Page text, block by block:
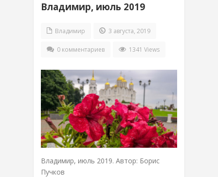
Владимир, июль 2019
Владимир 3 августа, 2019
0 комментариев 1341 Views
Владимир, июль 2019. Автор: Борис
Пучков